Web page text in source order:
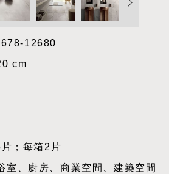
12680
cm
；每箱2片
室、廚房、商業空間、建築空間